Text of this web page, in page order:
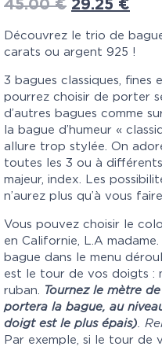
45.00€ 29.25 €
Découvrez le trio de
carats ou argent 925 !
3 bagues classiques, fines
pourrez choisir de porter
d’autres bagues comme
la bague d’humeur «
allure trop stylée. On
toutes les 3 ou à
majeur, index. Les
n’aurez plus qu’à vous
Vous pouvez choisir le
en Californie, L.A
bague dans le menu
est le tour de vos doigts :
ruban. Tournez le mètre
portera la bague, au
doigt est le plus épais).
Par exemple, si le tour de